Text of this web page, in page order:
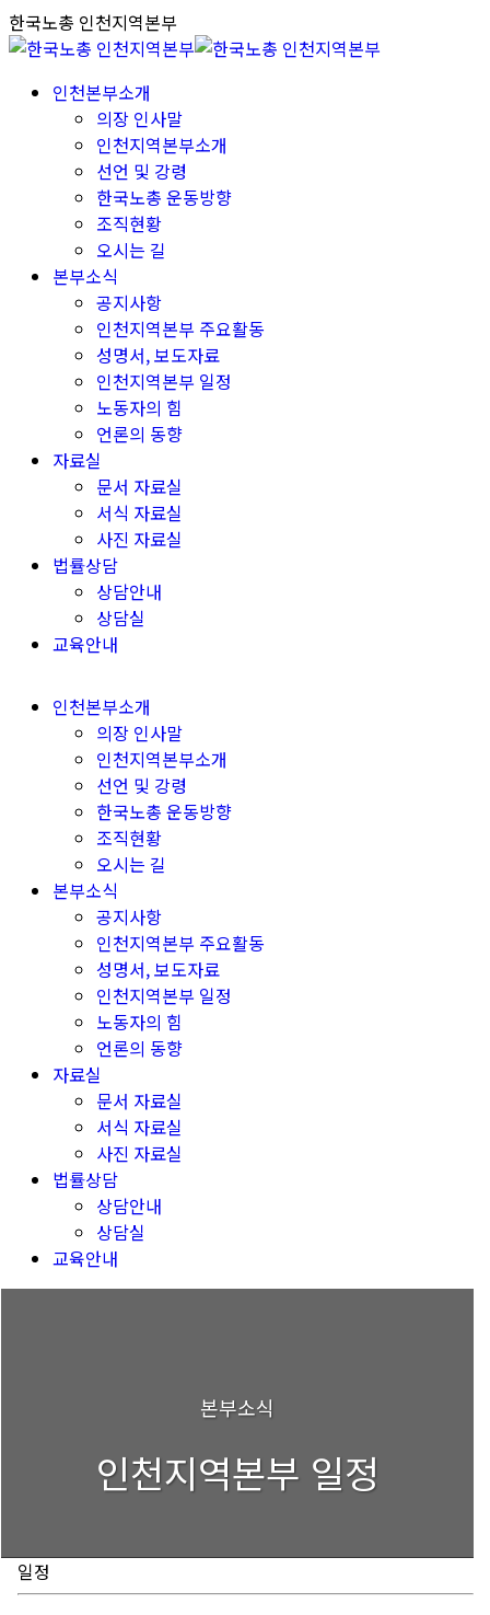
Skip
to
한국노총 인천지역본부
인천본부소개
의장 인사말
인천지역본부소개
선언 및 강령
한국노총 운동방향
조직현황
오시는 길
본부소식
공지사항
인천지역본부 주요활동
성명서, 보도자료
인천지역본부 일정
노동자의 힘
언론의 동향
자료실
문서 자료실
서식 자료실
사진 자료실
법률상담
상담안내
상담실
교육안내
인천본부소개
의장 인사말
인천지역본부소개
선언 및 강령
한국노총 운동방향
조직현황
오시는 길
본부소식
공지사항
인천지역본부 주요활동
성명서, 보도자료
인천지역본부 일정
노동자의 힘
언론의 동향
자료실
문서 자료실
서식 자료실
사진 자료실
법률상담
상담안내
상담실
교육안내
본부소식
인천지역본부 일정
일정